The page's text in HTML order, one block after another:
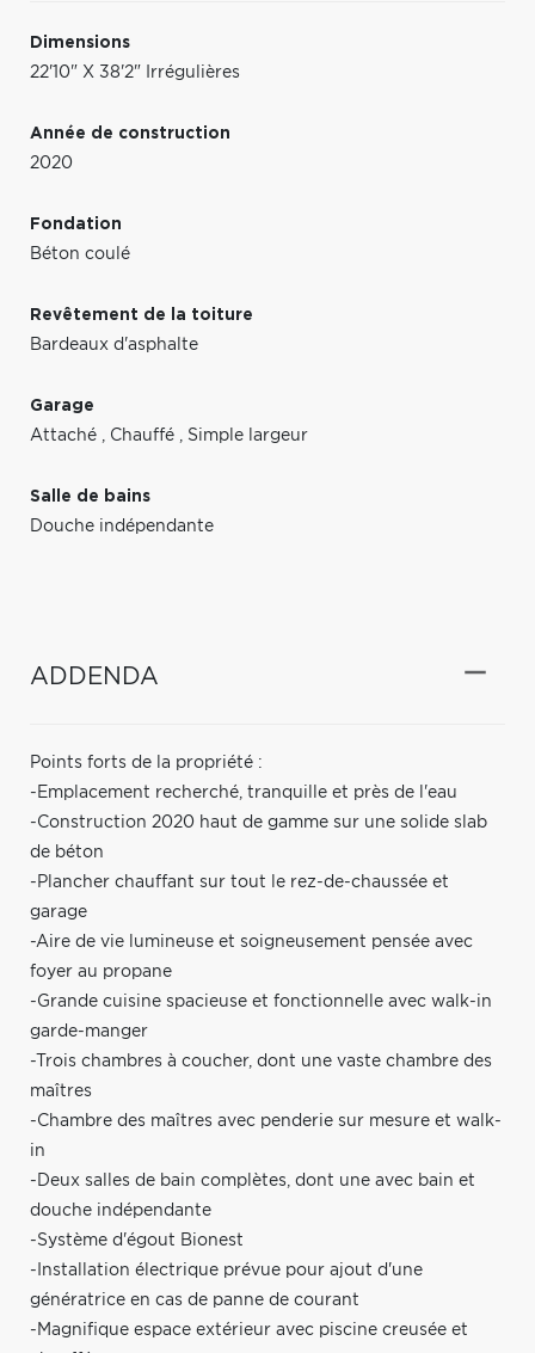
Dimensions
22'10" X 38'2" Irrégulières
Année de construction
2020
Fondation
Béton coulé
Revêtement de la toiture
Bardeaux d'asphalte
Garage
Attaché , Chauffé , Simple largeur
Salle de bains
Douche indépendante
ADDENDA
Points forts de la propriété :
-Emplacement recherché, tranquille et près de l'eau
-Construction 2020 haut de gamme sur une solide slab
de béton
-Plancher chauffant sur tout le rez-de-chaussée et
garage
-Aire de vie lumineuse et soigneusement pensée avec
foyer au propane
-Grande cuisine spacieuse et fonctionnelle avec walk-in
garde-manger
-Trois chambres à coucher, dont une vaste chambre des
maîtres
-Chambre des maîtres avec penderie sur mesure et walk-
in
-Deux salles de bain complètes, dont une avec bain et
douche indépendante
-Système d'égout Bionest
-Installation électrique prévue pour ajout d'une
génératrice en cas de panne de courant
-Magnifique espace extérieur avec piscine creusée et